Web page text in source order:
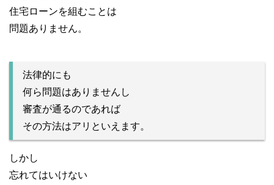
住宅ローンを組むことは
問題ありません。
法律的にも
何ら問題はありませんし
審査が通るのであれば
その方法はアリといえます。
しかし
忘れてはいけない